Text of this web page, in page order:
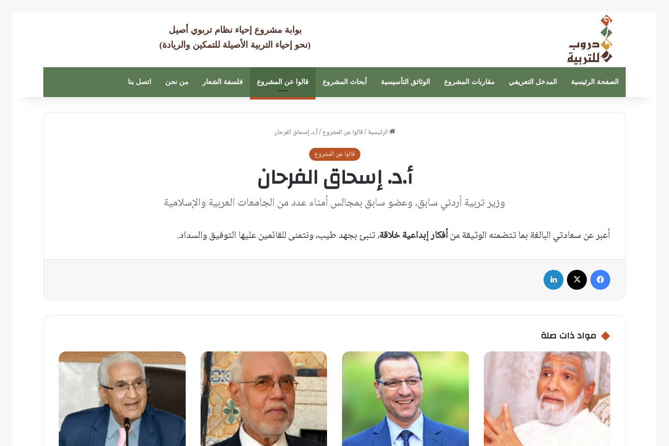
بوابة مشروع إحياء نظام تربوي أصيل
(نحو إحياء التربية الأصيلة للتمكين والريادة)
الصفحة الرئيسية المدخل التعريفي مقاربات المشروع الوثائق التأسيسية أبحاث المشروع قالوا عن المشروع فلسفة الشعار من نحن اتصل بنا
الرئيسية/قالوا عن المشروع/أ.د. إسحاق الفرحان
قالوا عن المشروع
أ.د. إسحاق الفرحان
وزير تربية أردني سابق، وعضو سابق بمجالس أمناء عدد من الجامعات العربية والإسلامية
أعبر عن سعادتي البالغة بما تتضمنه الوثيقة منأفكار إبداعية خلاقة، تنبئ بجهد طيب، ونتمنى للقائمين عليها التوفيق والسداد.
فيسبوك
مواد ذات صلة